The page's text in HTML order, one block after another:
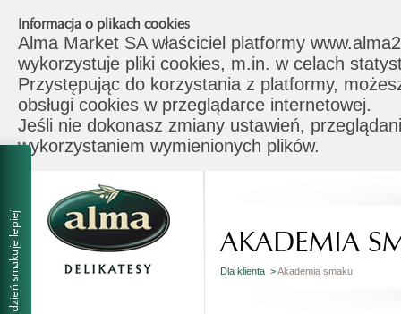
Informacja o plikach cookies
Alma Market SA właściciel platformy
wykorzystuje pliki cookies, m.in. w celach
Przystępując do korzystania z platformy,
obsługi cookies w przeglądarce internetowej.
Jeśli nie dokonasz zmiany ustawień,
wykorzystaniem wymienionych plików.
AKADEMIA
Dla klienta >Akademia smaku